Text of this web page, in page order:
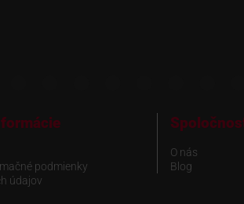
podmienky
údajov
O nás
Blog